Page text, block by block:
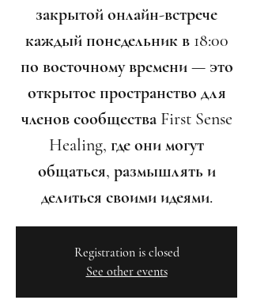
закрытой онлайн-встрече
каждый понедельник в 18:00
по восточному времени — это
открытое пространство для
членов сообщества First Sense
Healing, где они могут
общаться, размышлять и
делиться своими идеями.
Registration is closed
See other events